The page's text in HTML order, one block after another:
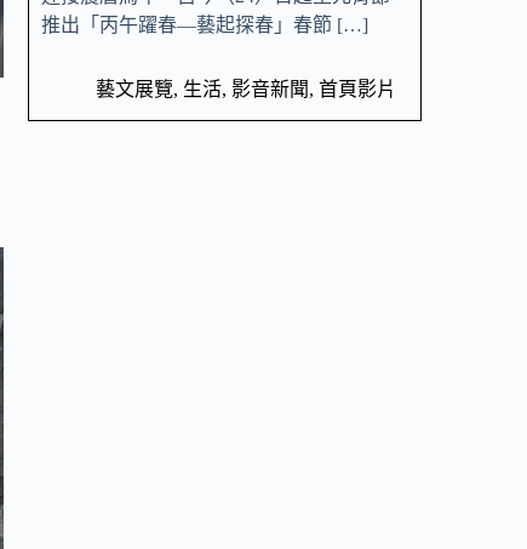
推出「丙午躍春—藝起探春」春節 […]
藝文展覽, 生活, 影音新聞, 首頁影片